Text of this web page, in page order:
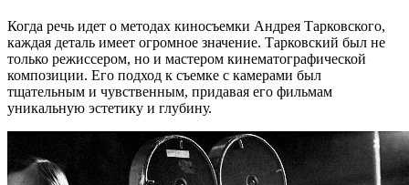
Когда речь идет о методах киносъемки Андрея Тарковского,
каждая деталь имеет огромное значение. Тарковский был не
только режиссером, но и мастером кинематографической
композиции. Его подход к съемке с камерами был
тщательным и чувственным, придавая его фильмам
уникальную эстетику и глубину.